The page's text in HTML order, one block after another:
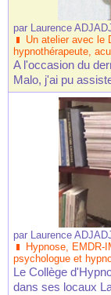
par Laurence
Un atelier avec le
hypnothérapeute,
A l'occasion du
Malo, j'ai pu
par Laurence
Hypnose, EMDR-
psychologue et
Le Collège
dans ses locaux